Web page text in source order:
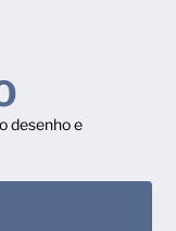
desenho e